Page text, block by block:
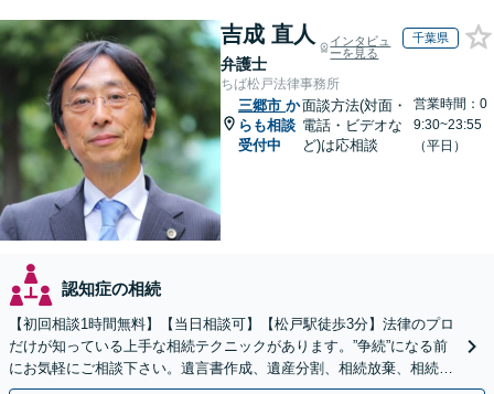
吉成 直人
弁護士
インタビュ
ーを見る
千葉県
ちば松戸法律事務所
三郷市 か
らも相談
受付中
面談方法(対面・
電話・ビデオな
ど)は応相談
営業時間：0
9:30~23:55
（平日）
認知症の相続
【初回相談1時間無料】【当日相談可】【松戸駅徒歩3分】法律のプロ
だけが知っている上手な相続テクニックがあります。”争続”になる前
にお気軽にご相談下さい。遺言書作成、遺産分割、相続放棄、相続税
のことなど弁護経験豊富です。